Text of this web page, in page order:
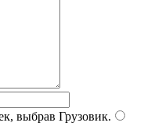
выбрав Грузовик.